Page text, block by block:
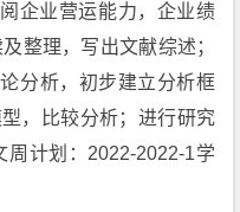
企业营运能力，企业绩
整理，写出文献综述；
分析，初步建立分析框
，比较分析；进行研究
计划：2022-2022-1学